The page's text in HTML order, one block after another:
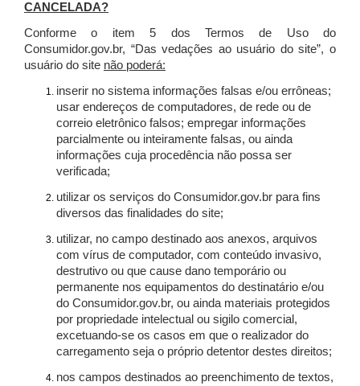
CANCELADA?
Conforme o item 5 dos Termos de Uso do
Consumidor.gov.br, “Das vedações ao usuário do site”, o
usuário do site não poderá:
inserir no sistema informações falsas e/ou errôneas;
usar endereços de computadores, de rede ou de
correio eletrônico falsos; empregar informações
parcialmente ou inteiramente falsas, ou ainda
informações cuja procedência não possa ser
verificada;
utilizar os serviços do Consumidor.gov.br para fins
diversos das finalidades do site;
utilizar, no campo destinado aos anexos, arquivos
com vírus de computador, com conteúdo invasivo,
destrutivo ou que cause dano temporário ou
permanente nos equipamentos do destinatário e/ou
do Consumidor.gov.br, ou ainda materiais protegidos
por propriedade intelectual ou sigilo comercial,
excetuando-se os casos em que o realizador do
carregamento seja o próprio detentor destes direitos;
nos campos destinados ao preenchimento de textos,